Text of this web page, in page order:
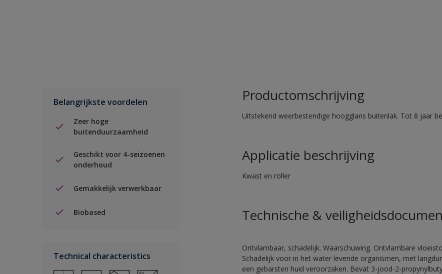
Belangrijkste voordelen
Zeer hoge
buitenduurzaamheid
Geschikt voor 4-seizoenen
onderhoud
Gemakkelijk verwerkbaar
Biobased
Technical characteristics
Productomschrijving
Uitstekend weerbestendige hoogglans buitenlak. Tot 8 jaar
Applicatie beschrijving
Kwast en roller
Technische &
Ontvlambaar, schadelijk. Waarschuwing. Ontvlambare
Schadelijk voor in het water levende organismen, met
een gebarsten huid veroorzaken. Bevat 3-jood-2-